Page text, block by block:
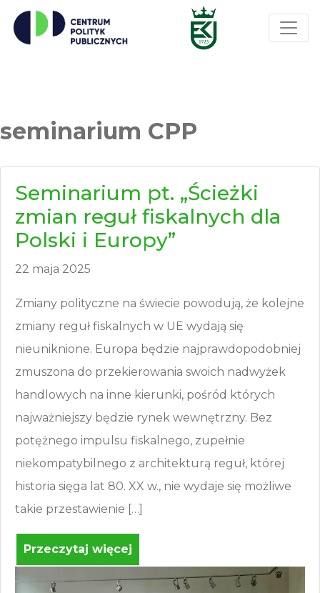
seminarium CPP
Seminarium pt. „Ścieżki
zmian reguł fiskalnych dla
Polski i Europy”
22 maja 2025
Zmiany polityczne na świecie powodują, że kolejne
zmiany reguł fiskalnych w UE wydają się
nieuniknione. Europa będzie najprawdopodobniej
zmuszona do przekierowania swoich nadwyżek
handlowych na inne kierunki, pośród których
najważniejszy będzie rynek wewnętrzny. Bez
potężnego impulsu fiskalnego, zupełnie
niekompatybilnego z architekturą reguł, której
historia sięga lat 80. XX w., nie wydaje się możliwe
takie przestawienie […]
Przeczytaj więcej